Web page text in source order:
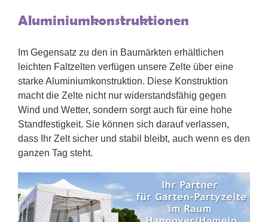
Aluminiumkonstruktionen
Im Gegensatz zu den in Baumärkten erhältlichen
leichten Faltzelten verfügen unsere Zelte über eine
starke Aluminiumkonstruktion. Diese Konstruktion
macht die Zelte nicht nur widerstandsfähig gegen
Wind und Wetter, sondern sorgt auch für eine hohe
Standfestigkeit. Sie können sich darauf verlassen,
dass Ihr Zelt sicher und stabil bleibt, auch wenn es den
ganzen Tag steht.